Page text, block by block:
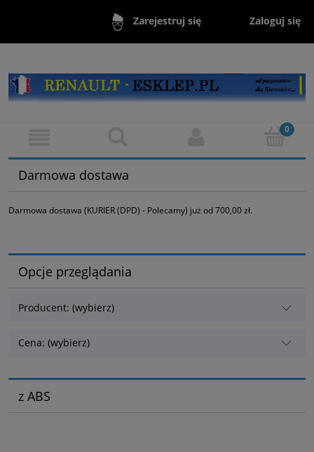
Zarejestruj się Zaloguj się
Darmowa dostawa
Darmowa dostawa (KURIER (DPD) - Polecamy) już od 700,00 zł.
Opcje przeglądania
Producent: (wybierz)
Cena: (wybierz)
z ABS